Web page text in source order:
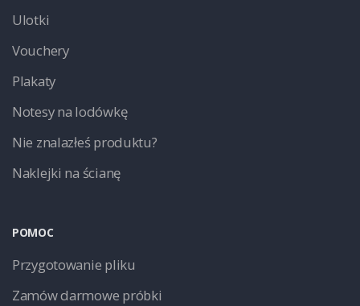
Ulotki
Vouchery
Plakaty
Notesy na lodówkę
Nie znalazłeś produktu?
Naklejki na ścianę
POMOC
Przygotowanie pliku
Zamów darmowe próbki